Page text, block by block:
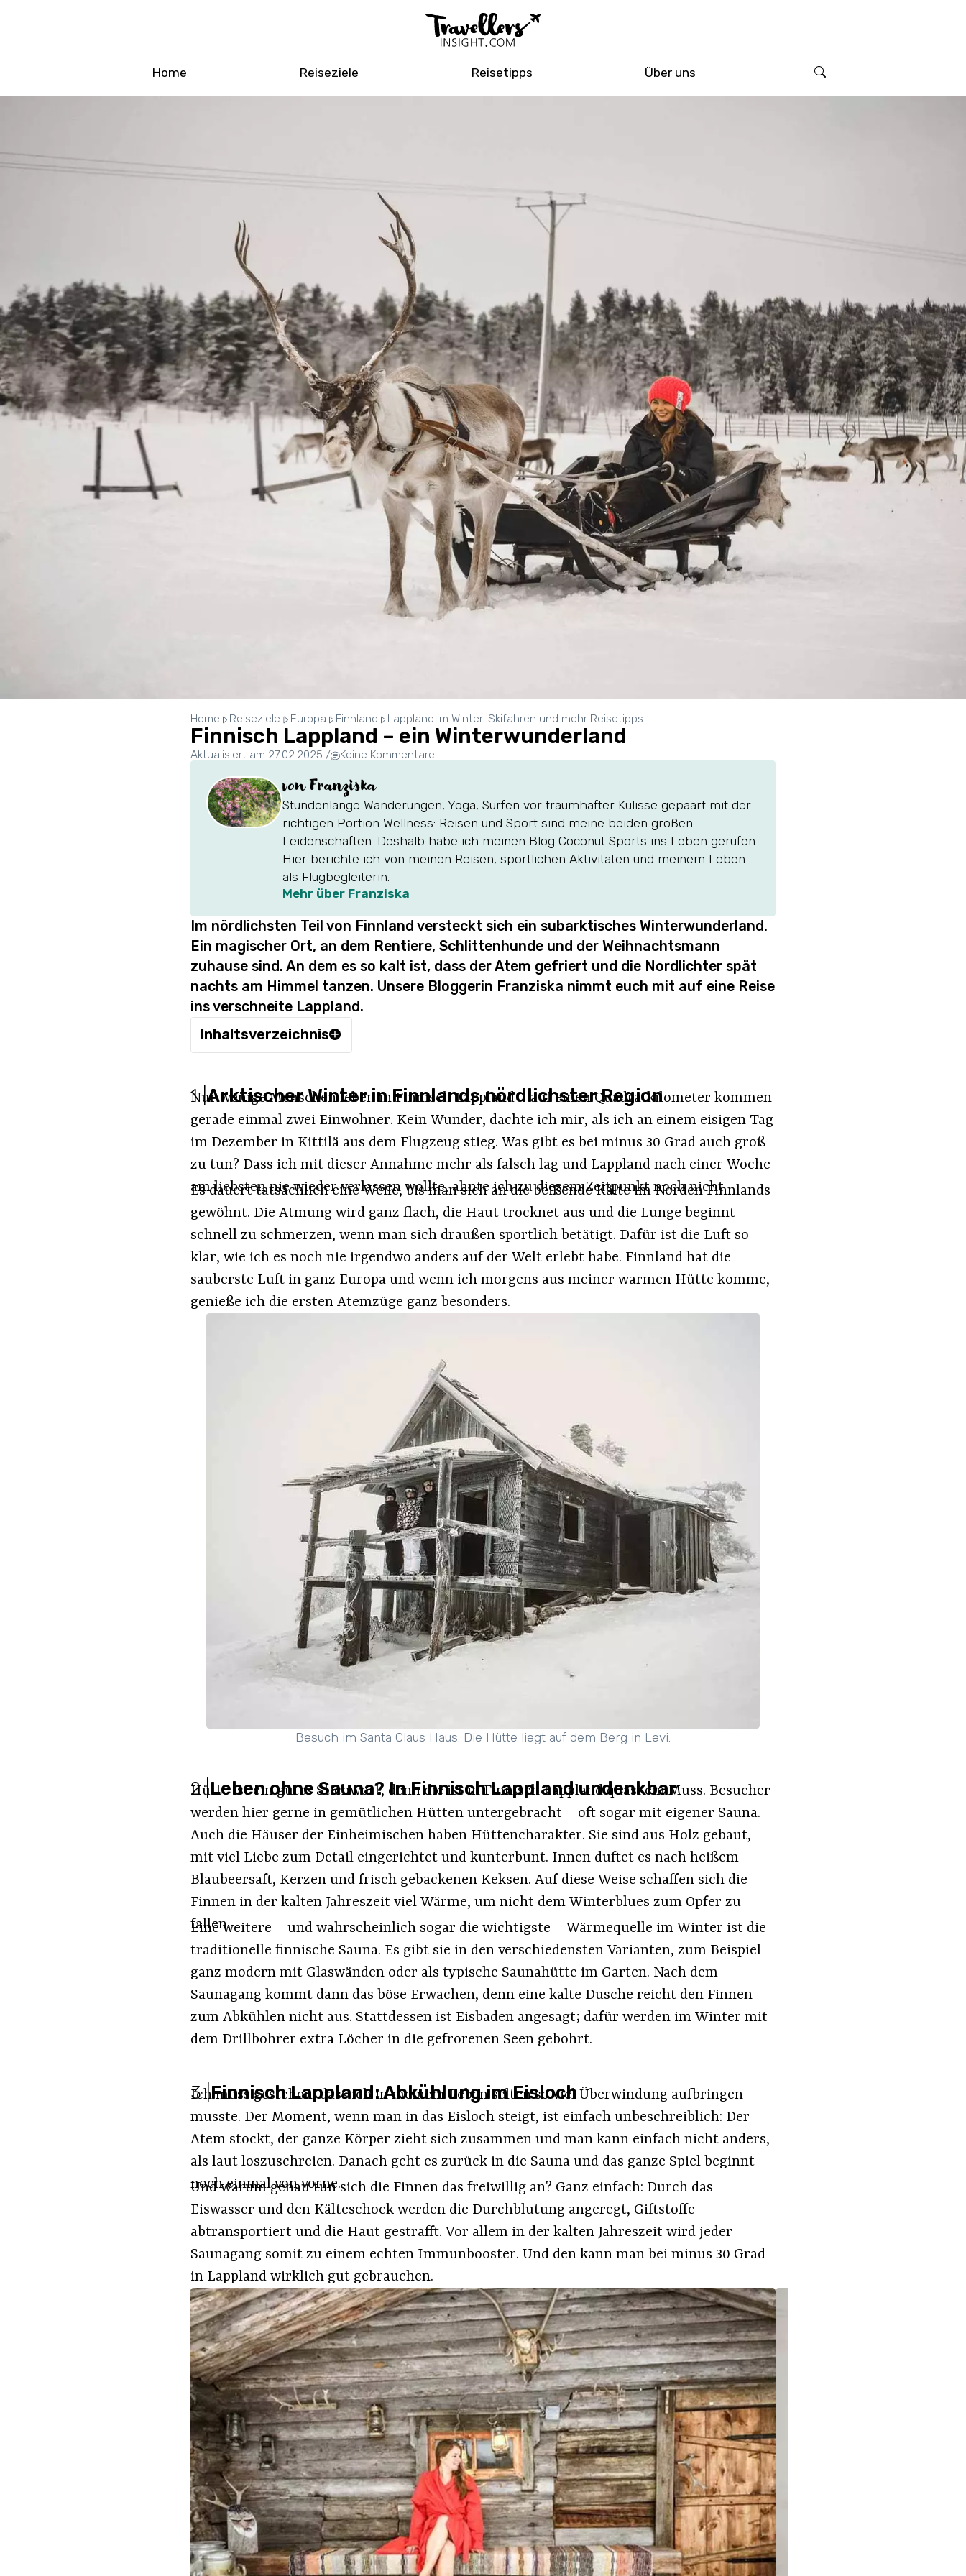
Home Reiseziele Reisetipps Über uns
Home Reiseziele Europa Finnland Lappland im Winter: Skifahren und mehr Reisetipps
Finnisch Lappland – ein Winterwunderland
Aktualisiert am 27.02.2025 / Keine Kommentare
von Franziska
Stundenlange Wanderungen, Yoga, Surfen vor traumhafter Kulisse gepaart mit der
richtigen Portion Wellness: Reisen und Sport sind meine beiden großen
Leidenschaften. Deshalb habe ich meinen Blog Coconut Sports ins Leben gerufen.
Hier berichte ich von meinen Reisen, sportlichen Aktivitäten und meinem Leben
als Flugbegleiterin.
Mehr über Franziska
Im nördlichsten Teil von Finnland versteckt sich ein subarktisches Winterwunderland.
Ein magischer Ort, an dem Rentiere, Schlittenhunde und der Weihnachtsmann
zuhause sind. An dem es so kalt ist, dass der Atem gefriert und die Nordlichter spät
nachts am Himmel tanzen. Unsere Bloggerin Franziska nimmt euch mit auf eine Reise
ins verschneite Lappland.
Inhaltsverzeichnis
1|Arktischer Winter in Finnlands nördlichster Region
Nur wenige Menschen leben in Finnisch Lappland – auf einen Quadratkilometer kommen
gerade einmal zwei Einwohner. Kein Wunder, dachte ich mir, als ich an einem eisigen Tag
im Dezember in Kittilä aus dem Flugzeug stieg. Was gibt es bei minus 30 Grad auch groß
zu tun? Dass ich mit dieser Annahme mehr als falsch lag und Lappland nach einer Woche
am liebsten nie wieder verlassen wollte, ahnte ich zu diesem Zeitpunkt noch nicht.
Es dauert tatsächlich eine Weile, bis man sich an die beißende Kälte im Norden Finnlands
gewöhnt. Die Atmung wird ganz flach, die Haut trocknet aus und die Lunge beginnt
schnell zu schmerzen, wenn man sich draußen sportlich betätigt. Dafür ist die Luft so
klar, wie ich es noch nie irgendwo anders auf der Welt erlebt habe. Finnland hat die
sauberste Luft in ganz Europa und wenn ich morgens aus meiner warmen Hütte komme,
genieße ich die ersten Atemzüge ganz besonders.
Besuch im Santa Claus Haus: Die Hütte liegt auf dem Berg in Levi.
2|Leben ohne Sauna? In Finnisch Lappland undenkbar
Hütte ist ein gutes Stichwort, denn die ist in Finnisch Lappland quasi ein Muss. Besucher
werden hier gerne in gemütlichen Hütten untergebracht – oft sogar mit eigener Sauna.
Auch die Häuser der Einheimischen haben Hüttencharakter. Sie sind aus Holz gebaut,
mit viel Liebe zum Detail eingerichtet und kunterbunt. Innen duftet es nach heißem
Blaubeersaft, Kerzen und frisch gebackenen Keksen. Auf diese Weise schaffen sich die
Finnen in der kalten Jahreszeit viel Wärme, um nicht dem Winterblues zum Opfer zu
fallen.
Eine weitere – und wahrscheinlich sogar die wichtigste – Wärmequelle im Winter ist die
traditionelle finnische Sauna. Es gibt sie in den verschiedensten Varianten, zum Beispiel
ganz modern mit Glaswänden oder als typische Saunahütte im Garten. Nach dem
Saunagang kommt dann das böse Erwachen, denn eine kalte Dusche reicht den Finnen
zum Abkühlen nicht aus. Stattdessen ist Eisbaden angesagt; dafür werden im Winter mit
dem Drillbohrer extra Löcher in die gefrorenen Seen gebohrt.
3|Finnisch Lappland: Abkühlung im Eisloch
Ich muss gestehen, dass ich in meinem Leben selten so viel Überwindung aufbringen
musste. Der Moment, wenn man in das Eisloch steigt, ist einfach unbeschreiblich: Der
Atem stockt, der ganze Körper zieht sich zusammen und man kann einfach nicht anders,
als laut loszuschreien. Danach geht es zurück in die Sauna und das ganze Spiel beginnt
noch einmal von vorne.
Und warum genau tun sich die Finnen das freiwillig an? Ganz einfach: Durch das
Eiswasser und den Kälteschock werden die Durchblutung angeregt, Giftstoffe
abtransportiert und die Haut gestrafft. Vor allem in der kalten Jahreszeit wird jeder
Saunagang somit zu einem echten Immunbooster. Und den kann man bei minus 30 Grad
in Lappland wirklich gut gebrauchen.